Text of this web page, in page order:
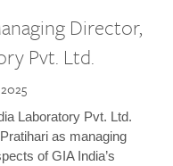
Director,
Pvt. Ltd.
Laboratory Pvt. Ltd.
as managing
of GIA India’s